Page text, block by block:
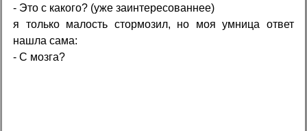
- Это с какого? (уже заинтересованнее)
я только малость стормозил, но моя умница ответ
нашла сама:
- С мозга?